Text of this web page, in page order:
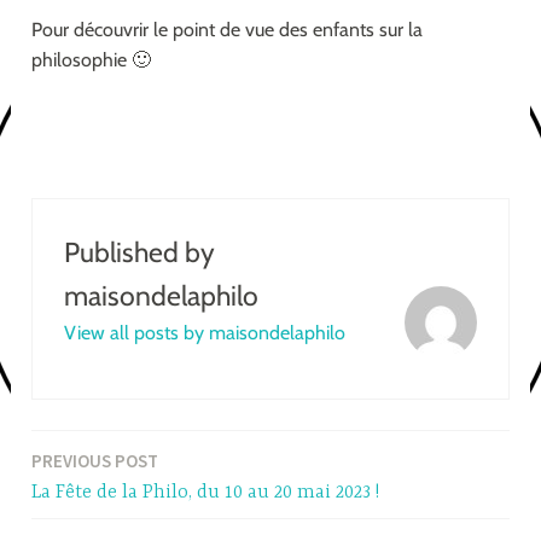
Pour découvrir le point de vue des enfants sur la
philosophie 🙂
Published by
maisondelaphilo
View all posts by maisondelaphilo
Post
PREVIOUS POST
La Fête de la Philo, du 10 au 20 mai 2023 !